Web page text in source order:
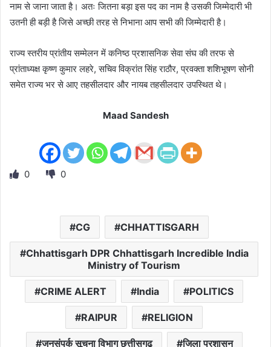
नाम से जाना जाता है। अतः जितना बड़ा इस पद का नाम है उसकी जिम्मेदारी भी
उतनी ही बड़ी है जिसे अच्छी तरह से निभाना आप सभी की जिम्मेदारी है।
राज्य स्तरीय प्रांतीय सम्मेलन में कनिष्ठ प्रशासनिक सेवा संघ की तरफ से
प्रांताध्यक्ष कृष्ण कुमार लहरे, सचिव विक्रांत सिंह राठौर, प्रवक्ता शशिभूषण सोनी
समेत राज्य भर से आए तहसीलदार और नायब तहसीलदार उपस्थित थे।
Maad Sandesh
0 0
CG CHHATTISGARH
Chhattisgarh DPR Chhattisgarh Incredible India
Ministry of Tourism
CRIME ALERT India POLITICS
RAIPUR RELIGION
जनसंपर्क सूचना विभाग छत्तीसगढ़ जिला प्रशासन